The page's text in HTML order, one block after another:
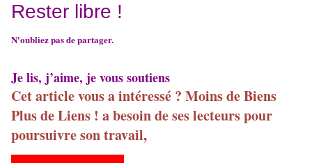
Rester libre !
N'oubliez pas de partager.
Je lis, j’aime, je vous soutiens
Cet article vous a intéressé ? Moins de Biens
Plus de Liens ! a besoin de ses lecteurs pour
poursuivre son travail,